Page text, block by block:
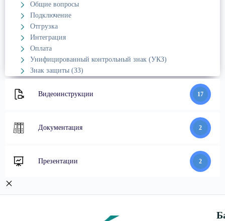
Общие вопросы
Подключение
Отгрузка
Интеграция
Оплата
Унифицированный контрольный знак (УКЗ)
Знак защиты (ЗЗ)
Видеоинструкции 17
Документация 2
Презентации 2